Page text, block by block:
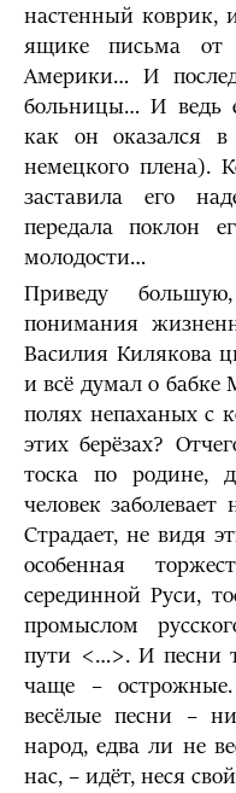
настенный коврик,
ящике письма
Америки… И
больницы… И ведь
как он оказался в
немецкого плена).
заставила его
передала поклон
молодости…
Приведу
понимания
Василия Килякова
и всё думал о бабке
полях непаханых с
этих берёзах?
тоска по родине,
человек
Страдает, не видя
особенная
серединной Руси,
промыслом
пути <…>. И песни
чаще –
весёлые песни –
народ, едва ли не
нас, – идёт, неся